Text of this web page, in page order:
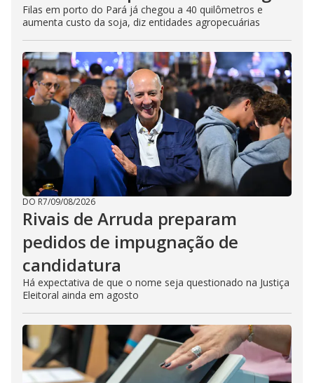
Filas em porto do Pará já chegou a 40 quilômetros e
aumenta custo da soja, diz entidades agropecuárias
DO R7/09/08/2026
Rivais de Arruda preparam
pedidos de impugnação de
candidatura
Há expectativa de que o nome seja questionado na Justiça
Eleitoral ainda em agosto